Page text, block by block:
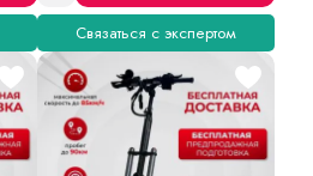
Связаться с экспертом